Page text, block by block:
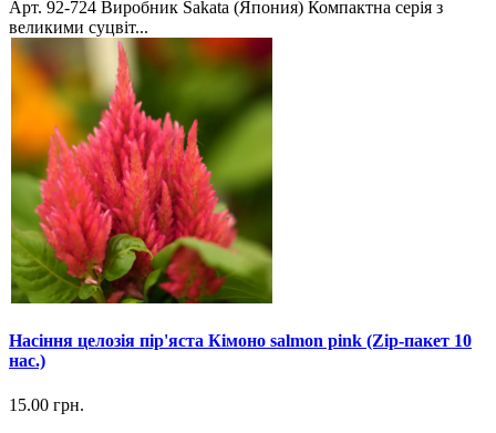
Арт. 92-724 Виробник Sakata (Япония) Компактна серія з
великими суцвіт...
Насіння целозія пір'яста Кімоно salmon pink (Zip-пакет 10
нас.)
15.00 грн.